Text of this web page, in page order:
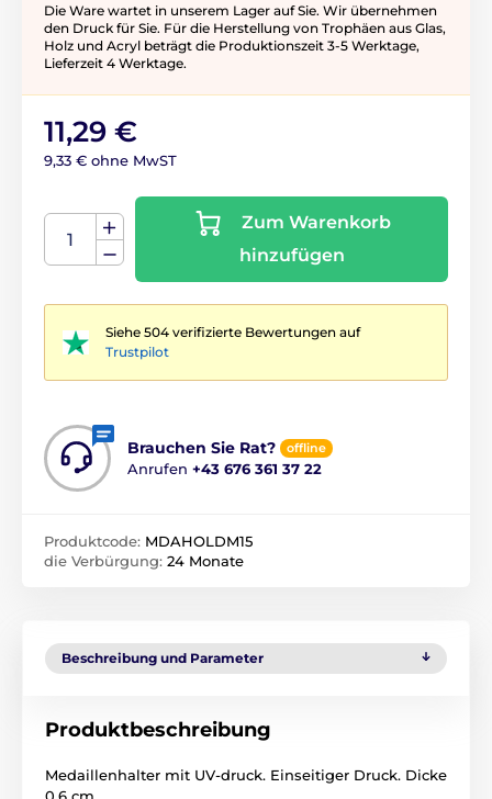
Die Ware wartet in unserem Lager auf Sie. Wir übernehmen
den Druck für Sie. Für die Herstellung von Trophäen aus Glas,
Holz und Acryl beträgt die Produktionszeit 3-5 ​​Werktage,
Lieferzeit 4 Werktage.
11,29 €
9,33 € ohne MwST
Zum Warenkorb
hinzufügen
Siehe 504 verifizierte Bewertungen auf
Trustpilot
Brauchen Sie Rat? offline
Anrufen +43 676 361 37 22
Produktcode: MDAHOLDM15
die Verbürgung: 24 Monate
Beschreibung und Parameter
Produktbeschreibung
Medaillenhalter mit UV-druck. Einseitiger Druck. Dicke